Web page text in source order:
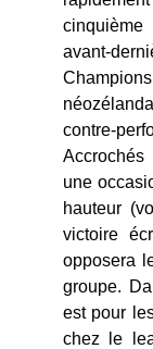
avant-
contre-
Accrochés
une
hauteur
victoire
opposera
groupe.
est pour
chez le